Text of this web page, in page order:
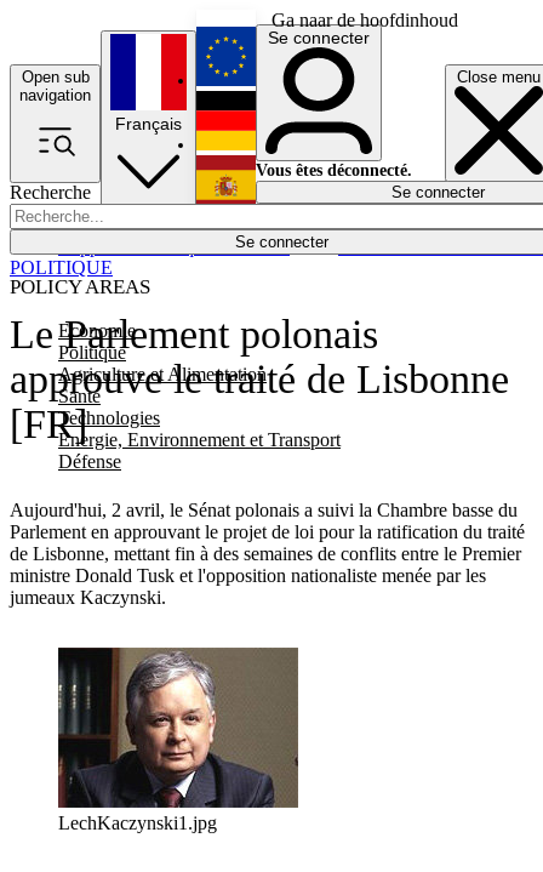
Ga naar de hoofdinhoud
Open sub
navigation
Close menu
Recherche
Se connecter
POLICY AREAS
Economie
Politique
Agriculture et Alimentation
Santé
Technologies
Energie, Environnement et Transport
Défense
Économie
Français
English
Deutsch
Español
Se connecter
Vous êtes déconnecté.
Se connecter
Le Parlement polonais
approuve le traité de Lisbonne
[FR]
Aujourd'hui, 2 avril, le Sénat polonais a suivi la Chambre basse du
Parlement en approuvant le projet de loi pour la ratification du traité
de Lisbonne, mettant fin à des semaines de conflits entre le Premier
ministre Donald Tusk et l'opposition nationaliste menée par les
jumeaux Kaczynski.
POLITIQUE
LechKaczynski1.jpg